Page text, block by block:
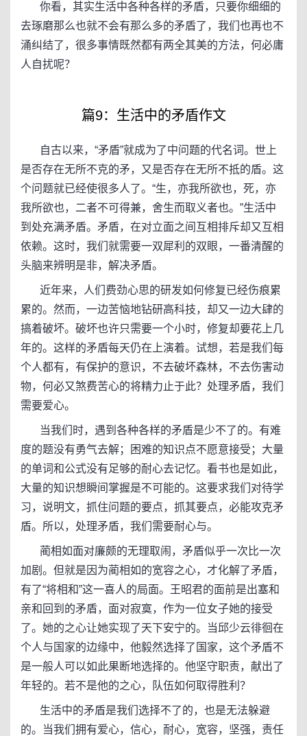
你看，其实生活中各种各样的矛盾，只要你细细的
去琢磨那么也就不会有那么多的矛盾了，我们也再也不
涌纠结了，很多事情既然都有两全其美的方法，何必庸
人自扰呢？
篇9：生活中的矛盾作文
自古以来，“矛盾”就成为了中问题的代名词。世上
是否存在无所不克的矛，又是否存在无所不抵的盾。这
个问题就已经使很多人了。“生，亦我所欲也，死，亦
我所欲也，二者不可得兼，舍生而取义者也。”生活中
到处充满矛盾。矛盾，在对立面之间互相排斥却又互相
依赖。这时，我们就需要一双犀利的双眼，一番清醒的
头脑来辨明是非，解决矛盾。
近年来，人们费劲心思的研发如何修复已经伤痕累
累的。然而，一边苦恼地钻研高科技，却又一边大肆的
搞着破坏。破坏也许只需要一个小时，修复却要花上几
年的。这样的矛盾每天仍在上演着。试想，若是我们每
个人都有，有保护的意识，不去破坏森林，不去伤害动
物，何必又煞费苦心的将精力止于此？处理矛盾，我们
需要爱心。
当我们时，遇到各种各样的矛盾是少不了的。有难
度的题没有勇气去解；困难的知识点不愿意接受；大量
的单词和公式没有足够的耐心去记忆。看书也是如此，
大量的知识想瞬间掌握是不可能的。这要求我们对待学
习，说明文，抓住问题的要点，抓其要点，必能攻克矛
盾。所以，处理矛盾，我们需要耐心与。
蔺相如面对廉颇的无理取闹，矛盾似乎一次比一次
加剧。但就是因为蔺相如的宽容之心，才化解了矛盾，
有了“将相和”这一喜人的局面。王昭君的面前是出塞和
亲和回到的矛盾，面对寂寞，作为一位女子她的接受
了。她的之心让她实现了天下安宁的。当邱少云徘徊在
个人与国家的边缘中，他毅然选择了国家，这个矛盾不
是一般人可以如此果断地选择的。他坚守职责，献出了
年轻的。若不是他的之心，队伍如何取得胜利？
生活中的矛盾是我们选择不了的，也是无法躲避
的。当我们拥有爱心，信心，耐心，宽容，坚强，责任